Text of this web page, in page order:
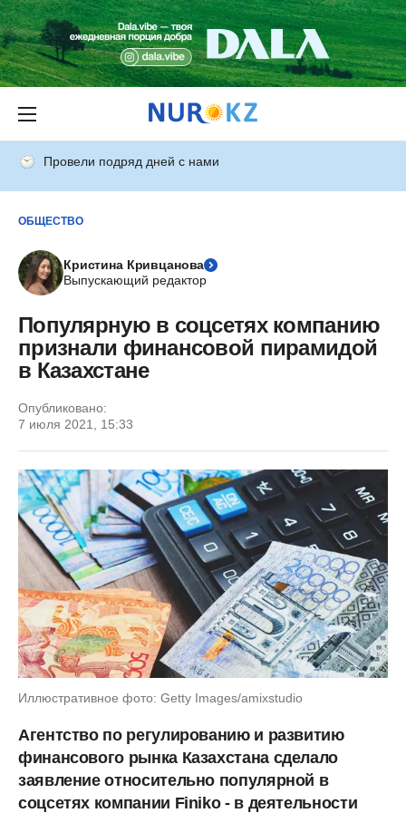
Провели подряд дней с нами
ОБЩЕСТВО
Кристина Кривцанова
Выпускающий редактор
Популярную в соцсетях компанию
признали финансовой пирамидой
в Казахстане
Опубликовано:
7 июля 2021, 15:33
Иллюстративное фото: Getty Images/amixstudio
Агентство по регулированию и развитию
финансового рынка Казахстана сделало
заявление относительно популярной в
соцсетях компании Finiko - в деятельности